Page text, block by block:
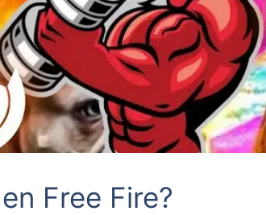
Free Fire?